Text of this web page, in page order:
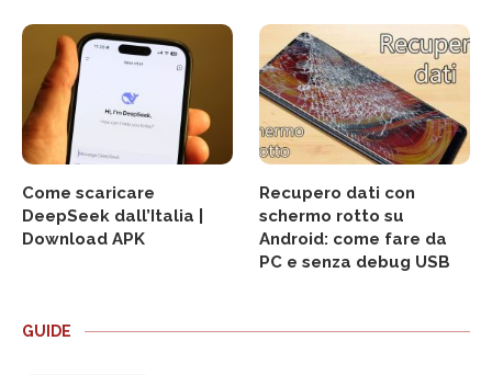
Come scaricare
DeepSeek dall’Italia |
Download APK
Recupero dati con
schermo rotto su
Android: come fare da
PC e senza debug USB
GUIDE